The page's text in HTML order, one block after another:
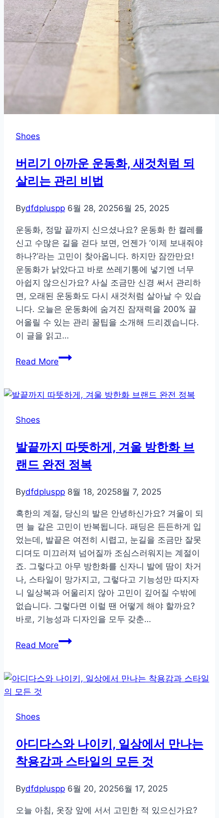
랑
하
는
스
타
Shoes
버리기 아까운 운동화, 새것처럼 되
살리는 관리 비법
Bydfdpluspp 6월 28, 20256월 25, 2025
운동화, 정말 끝까지 신으셨나요? 운동화 한 켤레를
신고 수많은 길을 걷다 보면, 언젠가 ‘이제 보내줘야
하나?’라는 고민이 찾아옵니다. 하지만 잠깐만요!
운동화가 낡았다고 바로 쓰레기통에 넣기엔 너무
아쉽지 않으신가요? 사실 조금만 신경 써서 관리하
면, 오래된 운동화도 다시 새것처럼 살아날 수 있습
니다. 오늘은 운동화에 숨겨진 잠재력을 200% 끌
어올릴 수 있는 관리 꿀팁을 소개해 드리겠습니다.
이 글을 읽고…
Read More버
아
동
화,
것
럼
되
살
리
는
관
리
비
법
Shoes
발끝까지 따뜻하게, 겨울 방한화 브
랜드 완전 정복
Bydfdpluspp 8월 18, 20258월 7, 2025
혹한의 계절, 당신의 발은 안녕하신가요? 겨울이 되
면 늘 같은 고민이 반복됩니다. 패딩은 든든하게 입
었는데, 발끝은 여전히 시렵고, 눈길을 조금만 잘못
디뎌도 미끄러져 넘어질까 조심스러워지는 계절이
죠. 그렇다고 아무 방한화를 신자니 발에 땀이 차거
나, 스타일이 망가지고, 그렇다고 기능성만 따지자
니 일상복과 어울리지 않아 고민이 깊어질 수밖에
없습니다. 그렇다면 이럴 땐 어떻게 해야 할까요?
바로, 기능성과 디자인을 모두 갖춘…
Read More발
지
겨
울
한
브
Shoes
아디다스와 나이키, 일상에서 만나는
착용감과 스타일의 모든 것
Bydfdpluspp 6월 20, 20256월 17, 2025
오늘 아침, 옷장 앞에 서서 고민한 적 있으신가요?